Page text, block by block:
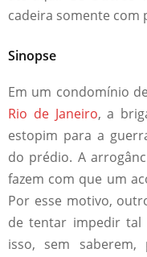
cadeira somente com
Sinopse
Em um condomínio
Rio de Janeiro, a
estopim para a
do prédio. A
fazem com que um
Por esse motivo,
de tentar impedir tal
isso, sem saberem,